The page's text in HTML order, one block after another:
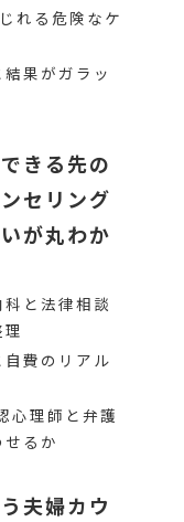
れる危険なケ
果がガラッ
きる先の
セリング
が丸わか
と法律相談
費のリアル
心理師と弁護
るか
夫婦カウ